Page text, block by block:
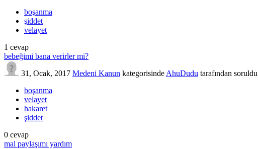
boşanma
şiddet
velayet
1 cevap
bebeğimi bana verirler mi?
31, Ocak, 2017 Medeni Kanun kategorisindeAhuDudu tarafından soruldu
boşanma
velayet
hakaret
şiddet
0 cevap
mal paylaşımı yardım